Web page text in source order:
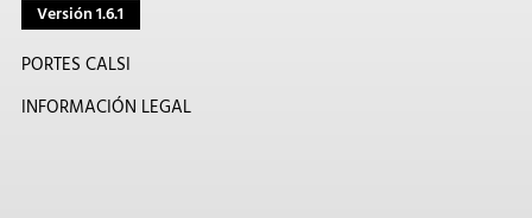
Versión 1.6.1
PORTES CALSI
INFORMACIÓN LEGAL